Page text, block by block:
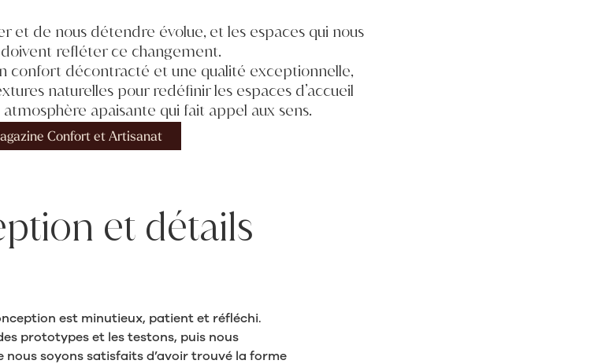
et de nous détendre évolue, et les espaces qui nous
refléter ce changement.
confort décontracté et une qualité exceptionnelle,
naturelles pour redéfinir les espaces d’accueil
atmosphère apaisante qui fait appel aux sens.
Confort et Artisanat
et détails
est minutieux, patient et réfléchi.
prototypes et les testons, puis nous
nous soyons satisfaits d’avoir trouvé la forme